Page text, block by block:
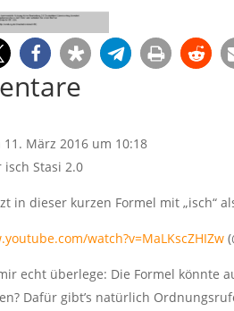
11. März 2016 um 10:18
isch Stasi 2.0
in dieser kurzen Formel mit „isch“
watch?v=MaLKscZHIZw
echt überlege: Die Formel könnte
Dafür gibt’s natürlich